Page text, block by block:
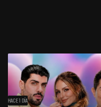
HACE 1 DÍA